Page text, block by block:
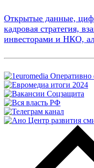
Открытые данные,
кадровая стратегия,
инвесторами и НКО,